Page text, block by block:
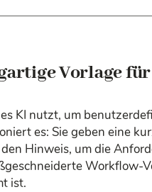
Vorlage
KI nutzt, um
es: Sie geben eine
Hinweis, um die
Workflow-
ist.